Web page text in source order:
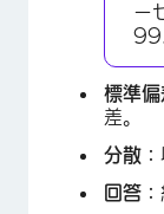
ー
標準偏
差。
分散：
回答：